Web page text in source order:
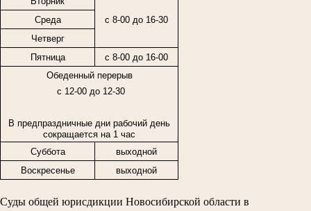
с 8-00 до 16-30
Среда
Четверг
Пятница
с 8-00 до 16-00
Обеденный перерыв
с 12-00 до 12-30
В предпраздничные дни рабочий день
сокращается на 1 час
Суббота
выходной
Воскресенье
выходной
Суды общей юрисдикции Новосибирской области в